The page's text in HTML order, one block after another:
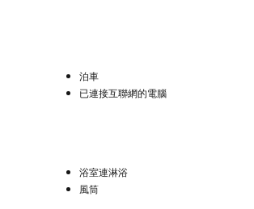
泊車
已連接互聯網的電腦
浴室連淋浴
風筒